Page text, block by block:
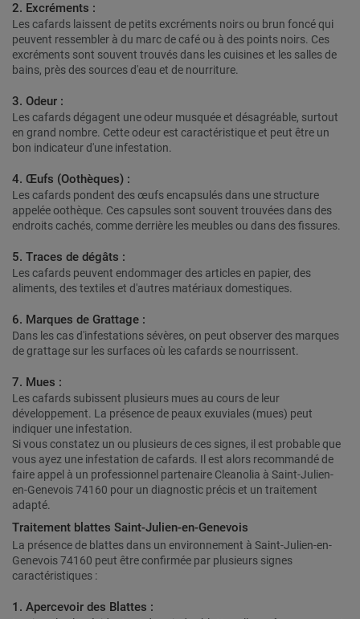
2. Excréments :
Les cafards laissent de petits excréments noirs ou brun foncé qui
peuvent ressembler à du marc de café ou à des points noirs. Ces
excréments sont souvent trouvés dans les cuisines et les salles de
bains, près des sources d'eau et de nourriture.
3. Odeur :
Les cafards dégagent une odeur musquée et désagréable, surtout
en grand nombre. Cette odeur est caractéristique et peut être un
bon indicateur d'une infestation.
4. Œufs (Oothèques) :
Les cafards pondent des œufs encapsulés dans une structure
appelée oothèque. Ces capsules sont souvent trouvées dans des
endroits cachés, comme derrière les meubles ou dans des fissures.
5. Traces de dégâts :
Les cafards peuvent endommager des articles en papier, des
aliments, des textiles et d'autres matériaux domestiques.
6. Marques de Grattage :
Dans les cas d'infestations sévères, on peut observer des marques
de grattage sur les surfaces où les cafards se nourrissent.
7. Mues :
Les cafards subissent plusieurs mues au cours de leur
développement. La présence de peaux exuviales (mues) peut
indiquer une infestation.
Si vous constatez un ou plusieurs de ces signes, il est probable que
vous ayez une infestation de cafards. Il est alors recommandé de
faire appel à un professionnel partenaire Cleanolia à Saint-Julien-
en-Genevois 74160 pour un diagnostic précis et un traitement
adapté.
Traitement blattes Saint-Julien-en-Genevois
La présence de blattes dans un environnement à Saint-Julien-en-
Genevois 74160 peut être confirmée par plusieurs signes
caractéristiques :
1. Apercevoir des Blattes :